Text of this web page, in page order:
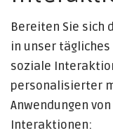
Bereiten Sie sich
in unser
soziale
personalisierter
Anwendungen
Interaktionen: